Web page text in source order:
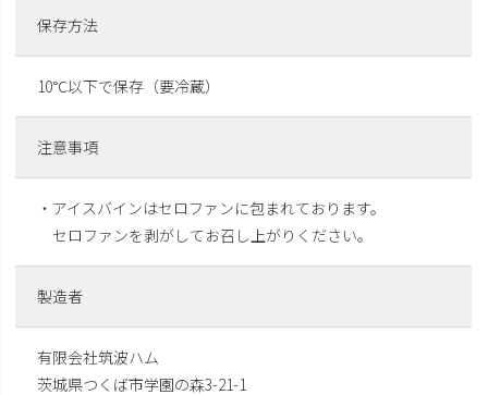
保存方法
10℃以下で保存（要冷蔵）
注意事項
・アイスバインはセロファンに包まれております。
セロファンを剥がしてお召し上がりください。
製造者
有限会社筑波ハム
茨城県つくば市学園の森3-21-1